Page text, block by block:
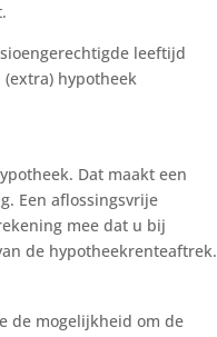
leeftijd
hypotheek
Dat maakt een
Een aflossingsvrije
mee dat u bij
de hypotheekrenteaftrek.
de mogelijkheid om de